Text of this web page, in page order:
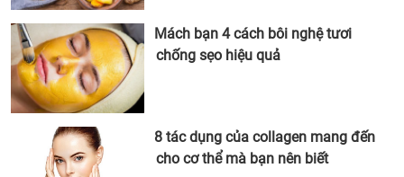
Mách bạn 4 cách bôi nghệ tươi
chống sẹo hiệu quả
8 tác dụng của collagen mang đến
cho cơ thể mà bạn nên biết